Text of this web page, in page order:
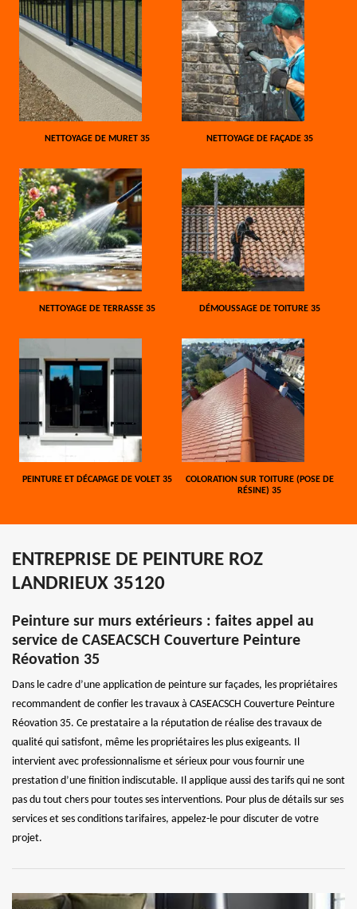
NETTOYAGE DE MURET 35 NETTOYAGE DE FAÇADE 35
NETTOYAGE DE TERRASSE 35 DÉMOUSSAGE DE TOITURE 35
PEINTURE ET DÉCAPAGE DE VOLET 35
COLORATION SUR TOITURE (POSE DE
RÉSINE) 35
ENTREPRISE DE PEINTURE ROZ
LANDRIEUX 35120
Peinture sur murs extérieurs : faites appel au
service de CASEACSCH Couverture Peinture
Réovation 35
Dans le cadre d’une application de peinture sur façades, les propriétaires
recommandent de confier les travaux à CASEACSCH Couverture Peinture
Réovation 35. Ce prestataire a la réputation de réalise des travaux de
qualité qui satisfont, même les propriétaires les plus exigeants. Il
intervient avec professionnalisme et sérieux pour vous fournir une
prestation d’une finition indiscutable. Il applique aussi des tarifs qui ne sont
pas du tout chers pour toutes ses interventions. Pour plus de détails sur ses
services et ses conditions tarifaires, appelez-le pour discuter de votre
projet.